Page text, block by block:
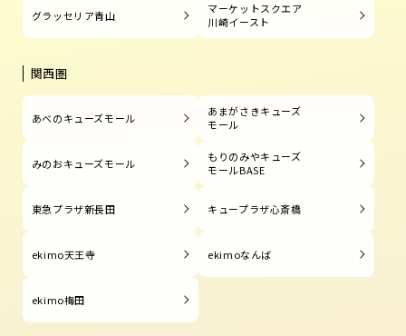
グラッセリア青山
マーケットスクエア
川崎イースト
関西圏
あべのキューズモール
あまがさきキューズ
モール
みのおキューズモール
もりのみやキューズ
モールBASE
東急プラザ新長田 キュープラザ心斎橋
ekimo天王寺 ekimoなんば
ekimo梅田